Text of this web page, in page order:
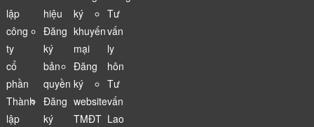
lập
công
ty
cổ
phần
Thành
lập
hiệu
Đăng
ký
bản
quyền
Đăng
ký
ký
khuyến
mại
Đăng
ký
website
TMĐT
Tư
vấn
ly
hôn
Tư
vấn
Lao